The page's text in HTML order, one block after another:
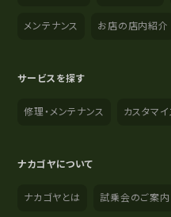
メンテナンス お店の店内紹介
サービスを探す
修理・メンテナンス カスタマイ
ナカゴヤについて
ナカゴヤとは 試乗会のご案内